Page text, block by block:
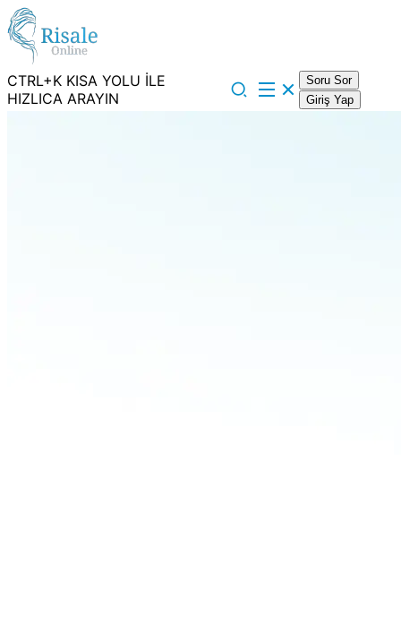
CTRL+K KISA YOLU İLE
HIZLICA ARAYIN
Soru Sor
Giriş Yap